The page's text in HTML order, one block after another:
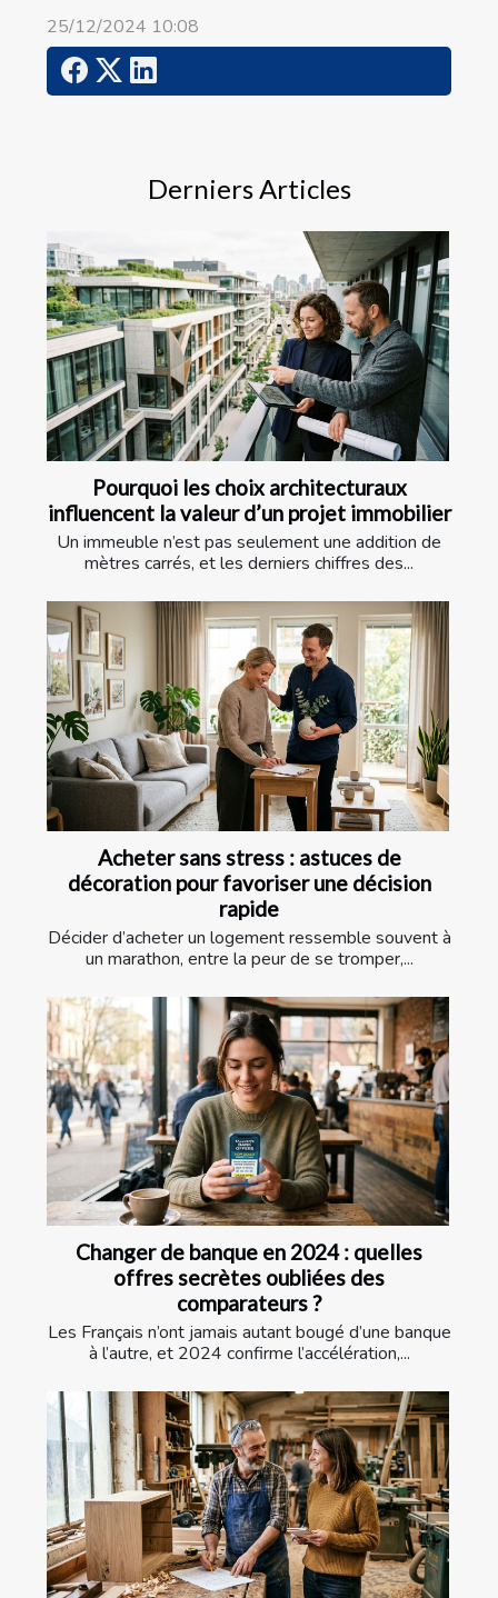
25/12/2024 10:08
Derniers Articles
Pourquoi les choix architecturaux
influencent la valeur d’un projet immobilier
Un immeuble n’est pas seulement une addition de
mètres carrés, et les derniers chiffres des...
Acheter sans stress : astuces de
décoration pour favoriser une décision
rapide
Décider d’acheter un logement ressemble souvent à
un marathon, entre la peur de se tromper,...
Changer de banque en 2024 : quelles
offres secrètes oubliées des
comparateurs ?
Les Français n’ont jamais autant bougé d’une banque
à l’autre, et 2024 confirme l’accélération,...